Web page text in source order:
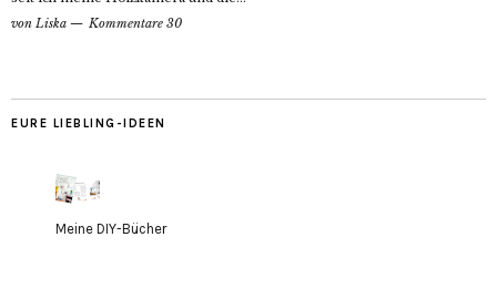
von Liska Kommentare 30
EURE LIEBLING-IDEEN
Meine DIY-Bücher